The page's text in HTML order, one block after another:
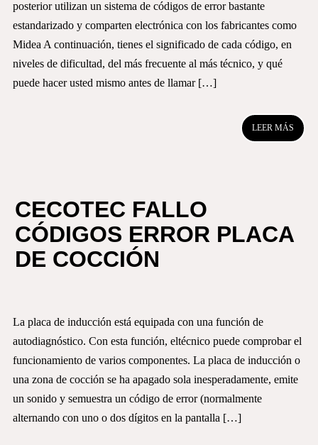
posterior utilizan un sistema de códigos de error bastante
estandarizado y comparten electrónica con los fabricantes como
Midea A continuación, tienes el significado de cada código, en
niveles de dificultad, del más frecuente al más técnico, y qué
puede hacer usted mismo antes de llamar […]
LEER MÁS
CECOTEC FALLO
CÓDIGOS ERROR PLACA
DE COCCIÓN
La placa de inducción está equipada con una función de
autodiagnóstico. Con esta función, eltécnico puede comprobar el
funcionamiento de varios componentes. La placa de inducción o
una zona de cocción se ha apagado sola inesperadamente, emite
un sonido y semuestra un código de error (normalmente
alternando con uno o dos dígitos en la pantalla […]